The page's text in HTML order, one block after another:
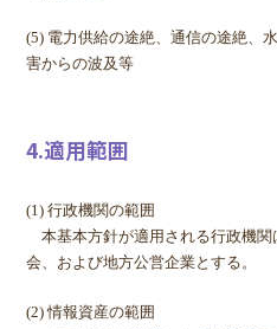
(5) 電力供給の途絶、通信の途絶、
害からの波及等
4.適用範囲
(1) 行政機関の範囲
本基本方針が適用される行政機関
会、および地方公営企業とする。
(2) 情報資産の範囲